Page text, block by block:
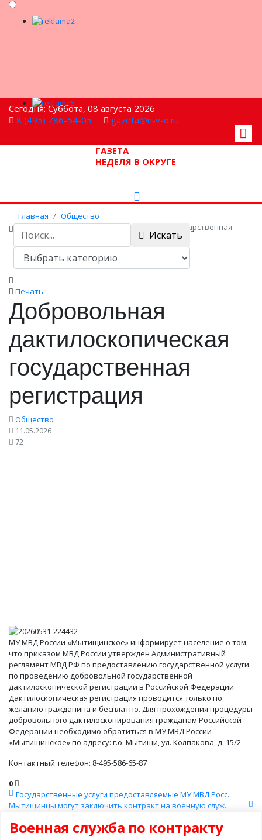
Сегодня: Суббота, 08 августа 2026
8 (495) 786-54-05
gazeta@n-v-o.ru
ГАЗЕТА
НЕДЕЛЯ В ОКРУГЕ
Главная
Общество
Добровольная дактилоскопическая государственная
регистрация
Искать
Печать
Добровольная
дактилоскопическая
государственная
регистрация
Общество
11.05.2026
72
МУ МВД России «Мытищинское» информирует население о том,
что приказом МВД России утвержден Административный
регламент МВД РФ по предоставлению государственной услуги
по проведению добровольной государственной
дактилоскопической регистрации в Российской Федерации.
Дактилоскопическая регистрация проводится только по
желанию гражданина и бесплатно. Для прохождения процедуры
добровольного дактилоскопирования гражданам Российской
Федерации необходимо обратиться в МУ МВД России
«Мытищинское» по адресу: г.о. Мытищи, ул. Колпакова, д. 15/2
Контактный телефон: 8-495-586-65-87
0
Государственные услуги предоставляемые МУ МВД Росс...
Мытищинцы могут заключить контракт на военную служ...
Военная служба по контракту